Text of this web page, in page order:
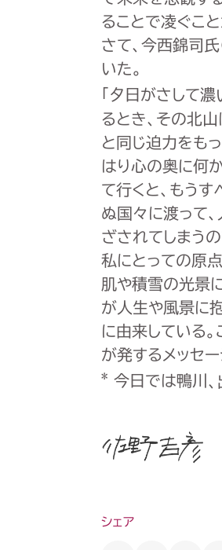
ることで凌ぐこ
さて、今西錦司
いた。
「夕日がさして
るとき、その北
と同じ迫力をも
はり心の奥に何
て行くと、もう
ぬ国々に渡って
ざされてしまうの
私にとっての原
肌や積雪の光景
が人生や風景に
に由来している
が発するメッセ
* 今日では鴨川
シェア